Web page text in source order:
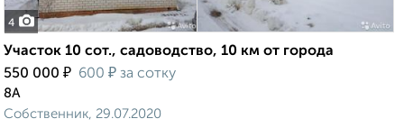
4
Участок 10 сот., садоводство, 10 км от города
550 000 ₽ 600 ₽ за сотку
8А
Собственник, 29.07.2020